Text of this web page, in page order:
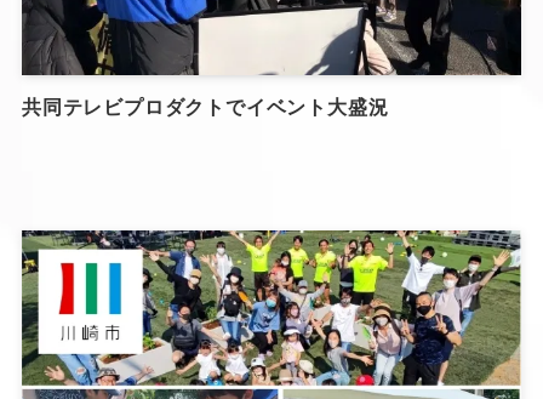
共同テレビプロダクトでイベント大盛況